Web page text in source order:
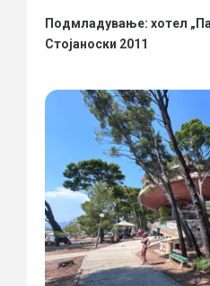
Подмладување: хотел
Стојаноски 2011